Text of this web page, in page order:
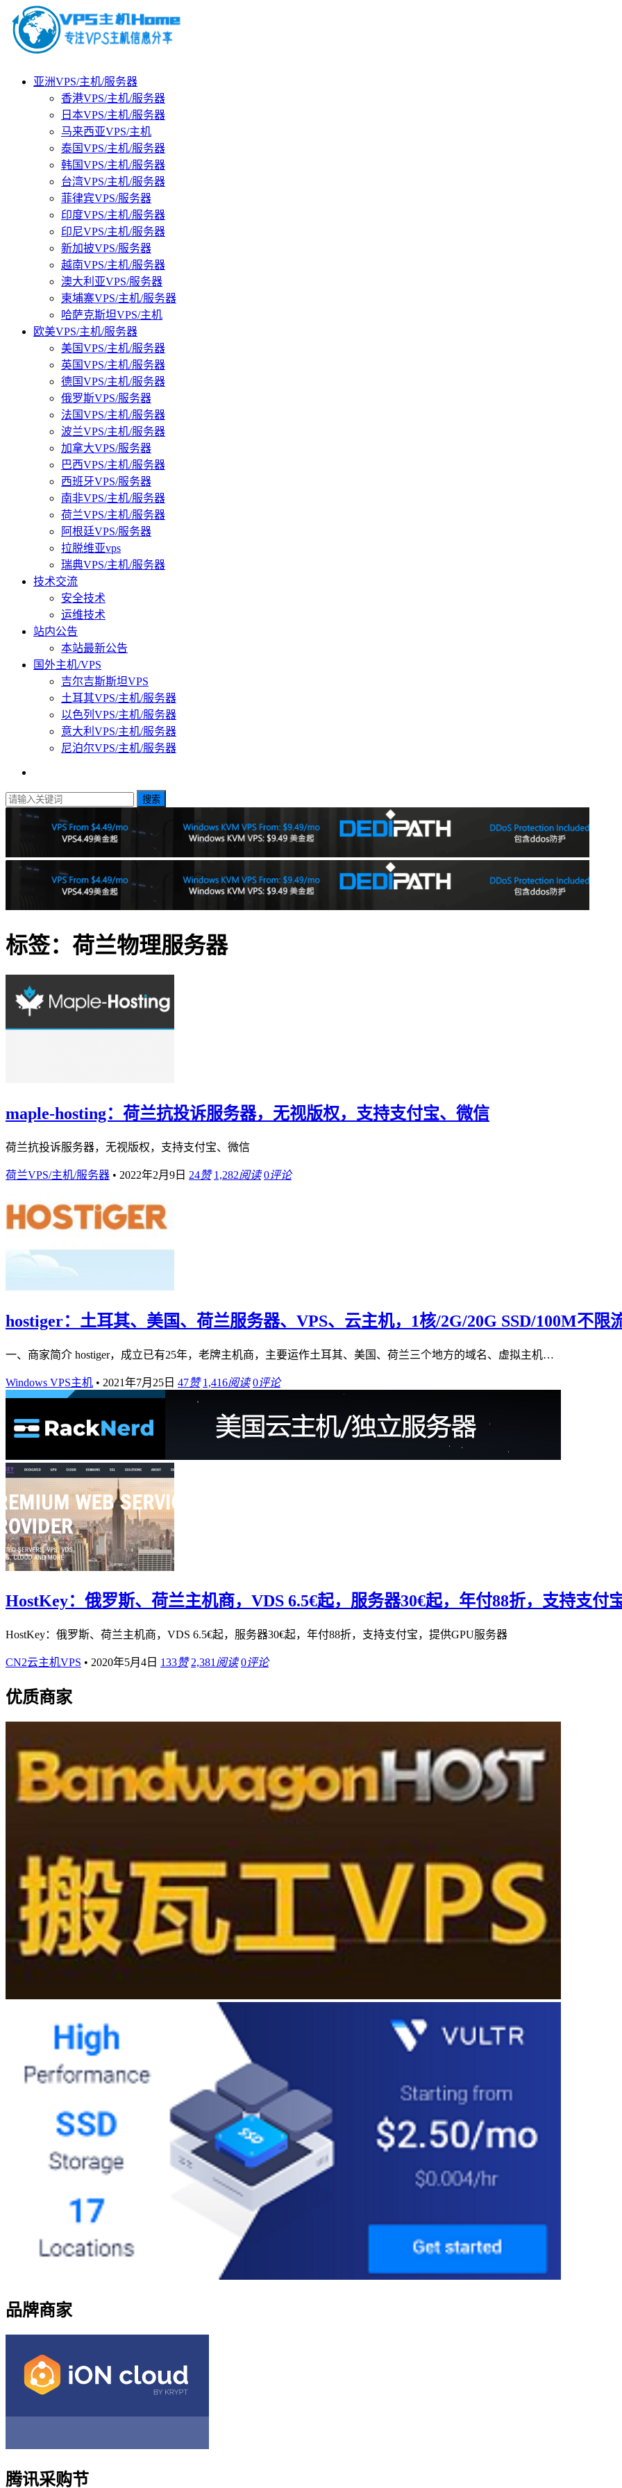
亚洲VPS/主机/服务器
香港VPS/主机/服务器
日本VPS/主机/服务器
马来西亚VPS/主机
泰国VPS/主机/服务器
韩国VPS/主机/服务器
台湾VPS/主机/服务器
菲律宾VPS/服务器
印度VPS/主机/服务器
印尼VPS/主机/服务器
新加披VPS/服务器
越南VPS/主机/服务器
澳大利亚VPS/服务器
柬埔寨VPS/主机/服务器
哈萨克斯坦VPS/主机
欧美VPS/主机/服务器
美国VPS/主机/服务器
英国VPS/主机/服务器
德国VPS/主机/服务器
俄罗斯VPS/服务器
法国VPS/主机/服务器
波兰VPS/主机/服务器
加拿大VPS/服务器
巴西VPS/主机/服务器
西班牙VPS/服务器
南非VPS/主机/服务器
荷兰VPS/主机/服务器
阿根廷VPS/服务器
拉脱维亚vps
瑞典VPS/主机/服务器
技术交流
安全技术
运维技术
站内公告
本站最新公告
国外主机/VPS
吉尔吉斯斯坦VPS
土耳其VPS/主机/服务器
以色列VPS/主机/服务器
意大利VPS/主机/服务器
尼泊尔VPS/主机/服务器
搜索
标签：荷兰物理服务器
maple-hosting：荷兰抗投诉服务器，无视版权，支持支付宝、微信
荷兰抗投诉服务器，无视版权，支持支付宝、微信
荷兰VPS/主机/服务器 • 2022年2月9日 24赞 1,282阅读 0评论
hostiger：土耳其、美国、荷兰服务器、VPS、云主机，1核/2G/20G SSD/100M不限
一、商家简介 hostiger，成立已有25年，老牌主机商，主要运作土耳其、美国、荷兰三个地方的域名、虚拟主机…
Windows VPS主机 • 2021年7月25日 47赞 1,416阅读 0评论
HostKey：俄罗斯、荷兰主机商，VDS 6.5€起，服务器30€起，年付88折，支持支付
HostKey：俄罗斯、荷兰主机商，VDS 6.5€起，服务器30€起，年付88折，支持支付宝，提供GPU服务器
CN2云主机VPS • 2020年5月4日 133赞 2,381 阅读 0评论
优质商家
品牌商家
腾讯采购节